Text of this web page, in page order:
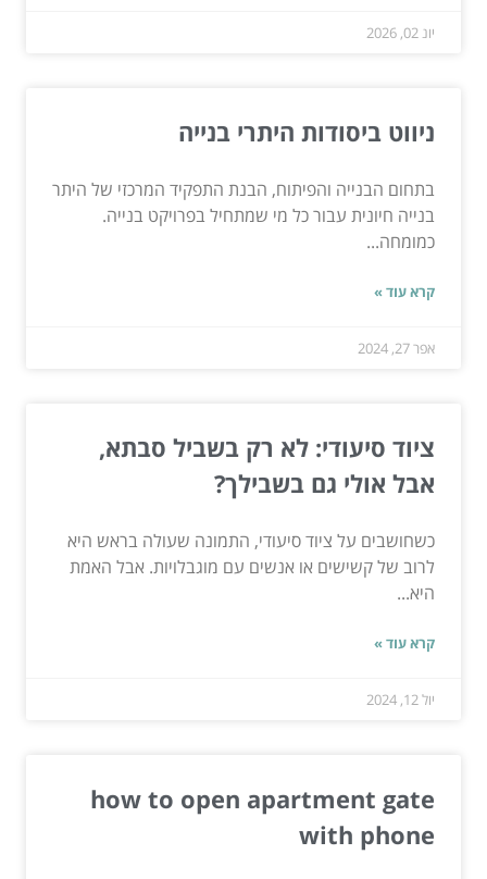
יונ 02, 2026
ניווט ביסודות היתרי בנייה
בתחום הבנייה והפיתוח, הבנת התפקיד המרכזי של היתר
בנייה חיונית עבור כל מי שמתחיל בפרויקט בנייה.
כמומחה...
קרא עוד »
אפר 27, 2024
ציוד סיעודי: לא רק בשביל סבתא,
אבל אולי גם בשבילך?
כשחושבים על ציוד סיעודי, התמונה שעולה בראש היא
לרוב של קשישים או אנשים עם מוגבלויות. אבל האמת
היא...
קרא עוד »
יול 12, 2024
how to open apartment gate
with phone